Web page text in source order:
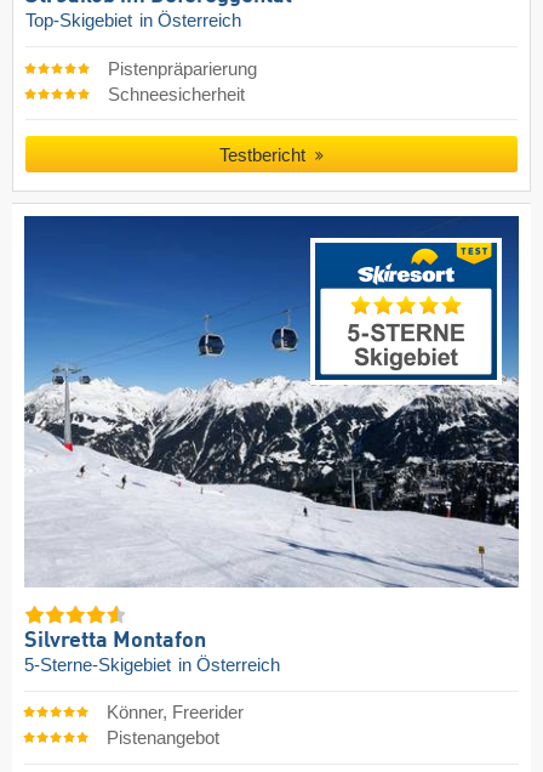
Top-Skigebiet in Österreich
Pistenpräparierung
Schneesicherheit
Testbericht
Silvretta Montafon
5-Sterne-Skigebiet in Österreich
Könner, Freerider
Pistenangebot